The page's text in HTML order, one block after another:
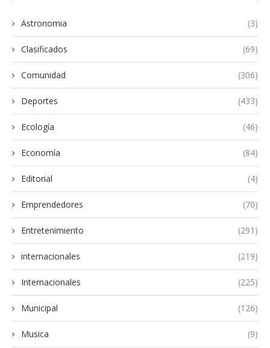
Astronomia (3)
Clasificados (69)
Comunidad (306)
Deportes (433)
Ecología (46)
Economía (84)
Editorial (4)
Emprendedores (70)
Entretenimiento (291)
internacionales (219)
Internacionales (225)
Municipal (126)
Musica (9)